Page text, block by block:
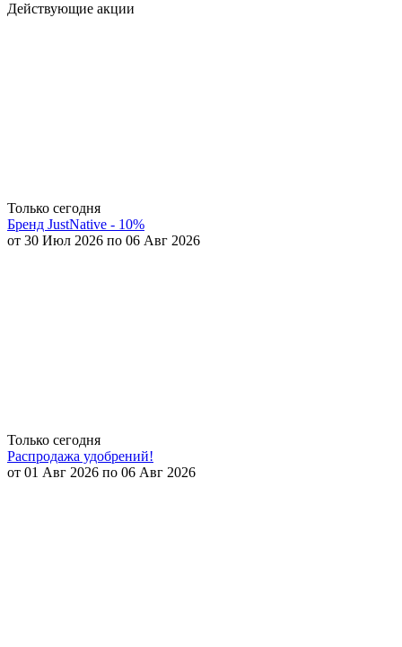
Действующие акции
Только сегодня
Бренд JustNative - 10%
от 30 Июл 2026 по 06 Авг 2026
Только сегодня
Распродажа удобрений!
от 01 Авг 2026 по 06 Авг 2026